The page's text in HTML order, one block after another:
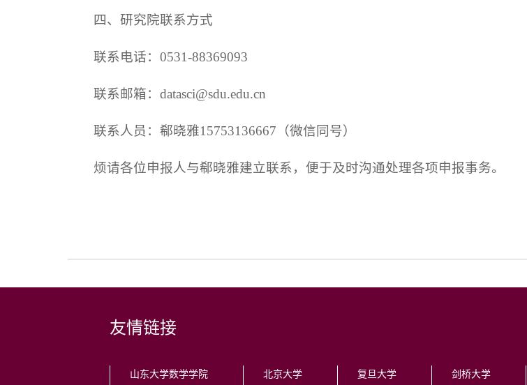
四、研究院联系方式
联系电话：0531-88369093
联系邮箱：datasci@sdu.edu.cn
联系人员：郗晓雅15753136667（微信同号）
烦请各位申报人与郗晓雅建立联系，便于及时沟通处理各项申报事务。
友情链接
山东大学数学学院 北京大学 复旦大学 剑桥大学